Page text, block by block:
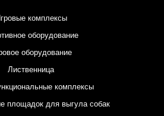
комплексы
оборудование
оборудование
Лиственница
комплексы
площадок для выгула собак